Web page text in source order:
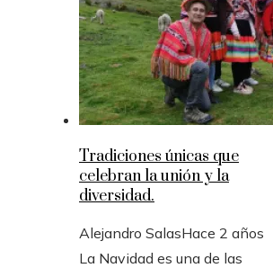
Tradiciones únicas que
celebran la unión y la
diversidad.
Alejandro SalasHace 2 años
La Navidad es una de las